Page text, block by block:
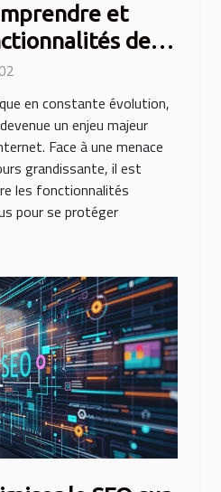
et
des
en constante évolution,
un enjeu majeur
Face à une menace
grandissante, il est
les fonctionnalités
pour se protéger